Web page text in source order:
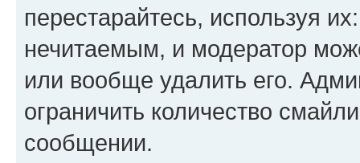
перестарайтесь, используя
нечитаемым, и модератор
или вообще удалить его.
ограничить количество
сообщении.